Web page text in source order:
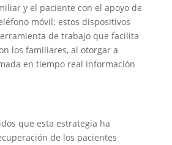
y el paciente con el apoyo de
móvil; estos dispositivos
de trabajo que facilita
los familiares, al otorgar a
en tiempo real información
que esta estrategia ha
de los pacientes